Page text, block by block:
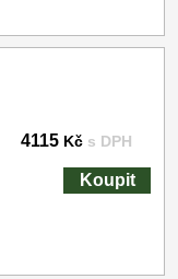
4115 Kč s DPH
Koupit